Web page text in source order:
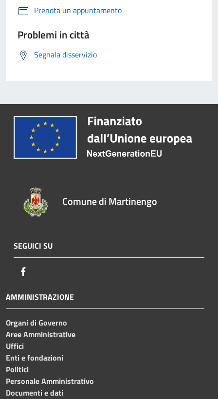
Prenota un appuntamento
Problemi in città
Segnala disservizio
Comune di Martinengo
SEGUICI SU
AMMINISTRAZIONE
Organi di Governo
Aree Amministrative
Uffici
Enti e fondazioni
Politici
Personale Amministrativo
Documenti e dati